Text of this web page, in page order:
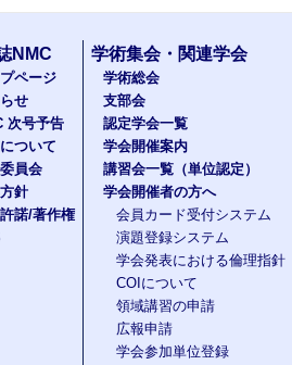
NMC
プページ
せ
次号予告
ついて
員会
針
諾/著作権
学術集会・関連学会
学術総会
支部会
認定学会一覧
学会開催案内
講習会一覧（単位認定）
学会開催者の方へ
会員カード受付システム
演題登録システム
学会発表における倫理指針
COIについて
領域講習の申請
広報申請
学会参加単位登録